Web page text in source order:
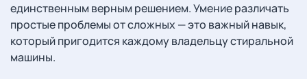
единственным верным решением. Умение различать
простые проблемы от сложных — это важный навык,
который пригодится каждому владельцу стиральной
машины.